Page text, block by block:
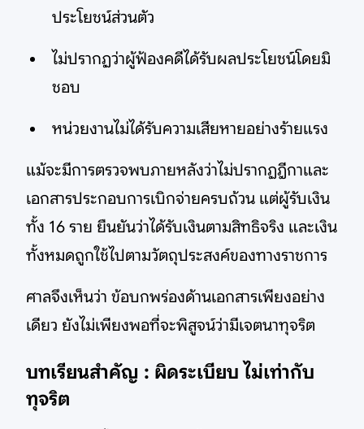
ประโยชน์ส่วนตัว
ไม่ปรากฏว่าผู้ฟ้องคดีได้รับผลประโยชน์โดยมิ
ชอบ
หน่วยงานไม่ได้รับความเสียหายอย่างร้ายแรง
แม้จะมีการตรวจพบภายหลังว่าไม่ปรากฏฎีกาและ
เอกสารประกอบการเบิกจ่ายครบถ้วน แต่ผู้รับเงิน
ทั้ง 16 ราย ยืนยันว่าได้รับเงินตามสิทธิจริง และเงิน
ทั้งหมดถูกใช้ไปตามวัตถุประสงค์ของทางราชการ
ศาลจึงเห็นว่า ข้อบกพร่องด้านเอกสารเพียงอย่าง
เดียว ยังไม่เพียงพอที่จะพิสูจน์ว่ามีเจตนาทุจริต
บทเรียนสำคัญ : ผิดระเบียบ ไม่เท่ากับ
ทุจริต